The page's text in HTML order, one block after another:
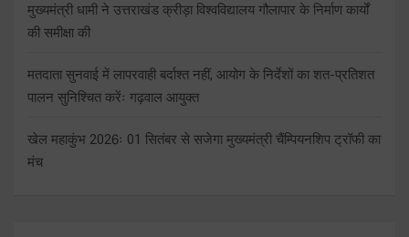
मुख्यमंत्री धामी ने उत्तराखंड क्रीड़ा विश्वविद्यालय गौलापार के निर्माण कार्यों
की समीक्षा की
मतदाता सुनवाई में लापरवाही बर्दाश्त नहीं, आयोग के निर्देशों का शत-प्रतिशत
पालन सुनिश्चित करेंः गढ़वाल आयुक्त
खेल महाकुंभ 2026ः 01 सितंबर से सजेगा मुख्यमंत्री चैंम्पियनशिप ट्रॉफी का
मंच